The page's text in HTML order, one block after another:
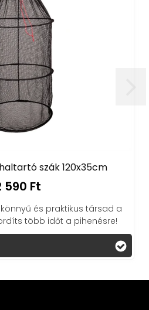
szák 120x35cm
590 Ft
és praktikus társad a
több időt a pihenésre!